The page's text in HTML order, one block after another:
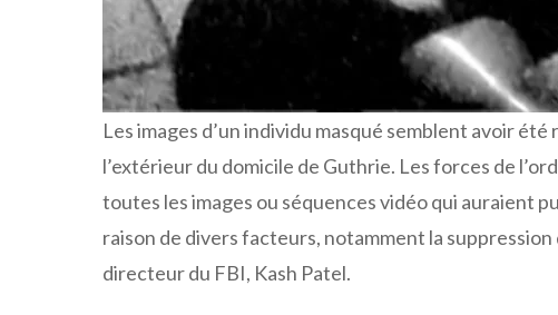
Les images d’un individu masqué semblent avoir
l’extérieur du domicile de Guthrie. Les forces de
toutes les images ou séquences vidéo qui auraient
raison de divers facteurs, notamment la
directeur du FBI, Kash Patel.